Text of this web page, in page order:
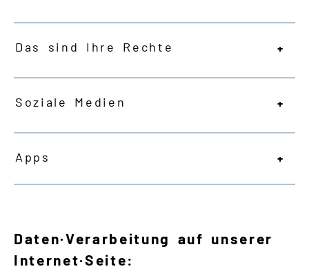
Das sind Ihre Rechte
Soziale Medien
Apps
Daten·Verarbeitung auf unserer
Internet·Seite: